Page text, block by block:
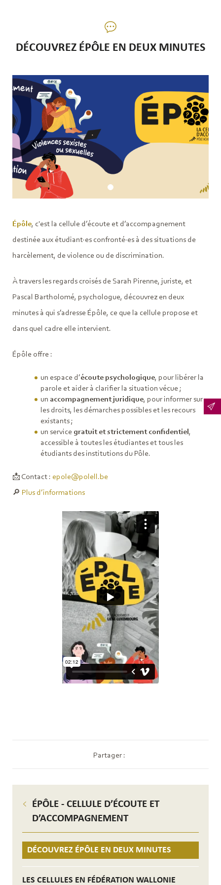
DÉCOUVREZ ÉPÔLE EN DEUX MINUTES
ÉPÔLE - CELLULE D’ÉCOUTE ET
D’ACCOMPAGNEMENT
DÉCOUVREZ ÉPÔLE EN DEUX MINUTES
LES CELLULES EN FÉDÉRATION WALLONIE
Épôle, c'est la cellule d’écoute et d’accompagnement
destinée aux étudiant·es confronté·es à des situations de
harcèlement, de violence ou de discrimination.
À travers les regards croisés de Sarah Pirenne, juriste, et
Pascal Bartholomé, psychologue, découvrez en deux
minutes à qui s’adresse Épôle, ce que la cellule propose et
dans quel cadre elle intervient.
Épôle offre :
un espace d’écoute psychologique, pour libérer la
parole et aider à clarifier la situation vécue ;
un accompagnement juridique, pour informer sur
les droits, les démarches possibles et les recours
existants ;
un service gratuit et strictement confidentiel ,
accessible à toutes les étudiantes et tous les
étudiants des institutions du Pôle.
📩 Contact : epole@polell.be
🔎 Plus d’informations
Partager :